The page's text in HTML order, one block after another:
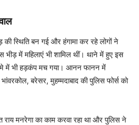
की स्थिति बन गई और हंगामा कर रहे लोगों ने
में महिलाएं भी शामिल थीं। थाने में हुए इस
में भी हड़कंप मच गया। आनन फानन में
भांवरकोल, बरेसर, मुहम्मदाबाद की पुलिस फोर्स को
राय मनरेगा का काम करवा रहा था और पुलिस ने